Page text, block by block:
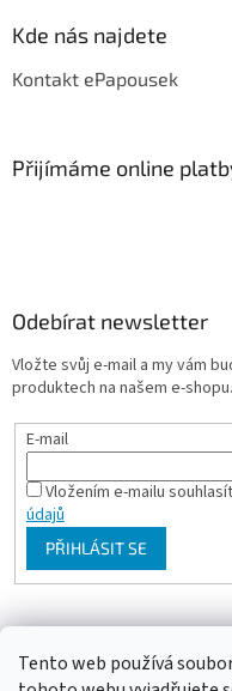
Tento web používá
Kde nás najdete
Kontakt ePapousek
Přijímáme online
Odebírat newsletter
Vložte svůj e-mail a my vám
produktech na našem e-shopu.
E-mail
Vložením e-mailu
údajů
PŘIHLÁSIT SE